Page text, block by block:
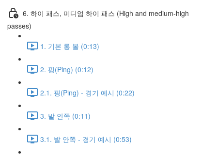
6. 하이 패스, 미디엄 하이 패스 (High and medium-high
passes)
1. 기본 롱 볼 (0:13)
2. 핑(Ping) (0:12)
2.1. 핑(Ping) - 경기 예시 (0:22)
3. 발 안쪽 (0:11)
3.1. 발 안쪽 - 경기 예시 (0:53)